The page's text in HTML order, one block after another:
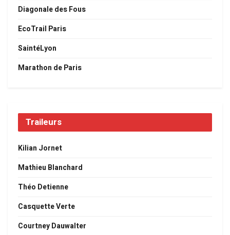
Diagonale des Fous
EcoTrail Paris
SaintéLyon
Marathon de Paris
Traileurs
Kilian Jornet
Mathieu Blanchard
Théo Detienne
Casquette Verte
Courtney Dauwalter